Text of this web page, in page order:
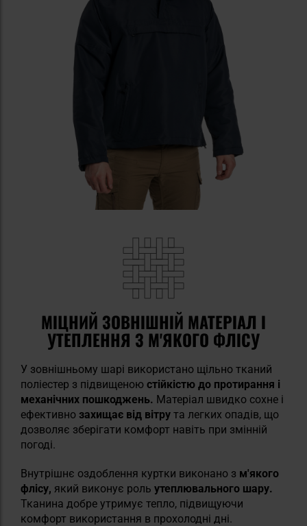
МІЦНИЙ ЗОВНІШНІЙ МАТЕРІАЛ І
УТЕПЛЕННЯ З М'ЯКОГО ФЛІСУ
У зовнішньому шарі використано щільно тканий
поліестер з підвищеною стійкістю до протирання і
механічних пошкоджень. Матеріал швидко сохне і
ефективно захищає від вітру та легких опадів, що
дозволяє зберігати комфорт навіть при змінній
погоді.
Внутрішнє оздоблення куртки виконано з м'якого
флісу, який виконує роль утеплювального шару.
Тканина добре утримує тепло, підвищуючи
комфорт використання в прохолодні дні.